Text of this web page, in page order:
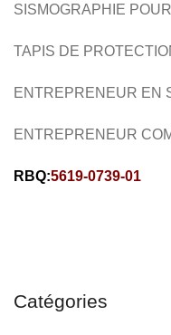
SISMOGRAPHIE
TAPIS DE
ENTREPRENEUR EN
ENTREPRENEUR
RBQ:5619-0739-01
Catégories